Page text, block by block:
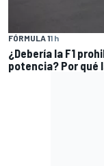
FÓRMULA 11 h
¿Debería la F1
potencia? Por qué